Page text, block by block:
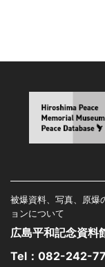
被爆資料、写真、原爆
ョンについて
広島平和記念資料
Tel： 082-242-